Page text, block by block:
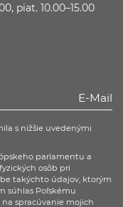
piat. 10.00–15.00
s nižšie uvedenými
parlamentu a
osôb pri
takýchto údajov, ktorým
súhlas Poľskému
na spracúvanie mojich